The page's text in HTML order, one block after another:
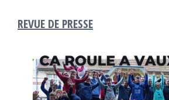
REVUE DE PRESSE